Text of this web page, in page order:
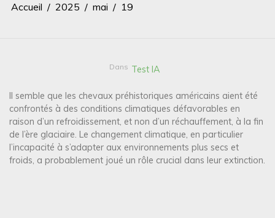
Accueil 2025 mai 19
Dans Test IA
Il semble que les chevaux préhistoriques américains aient été
confrontés à des conditions climatiques défavorables en
raison d’un refroidissement, et non d’un réchauffement, à la fin
de l’ère glaciaire. Le changement climatique, en particulier
l’incapacité à s’adapter aux environnements plus secs et
froids, a probablement joué un rôle crucial dans leur extinction.